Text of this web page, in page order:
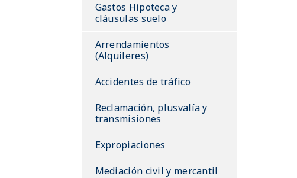
Gastos Hipoteca y
cláusulas suelo
Arrendamientos
(Alquileres)
Accidentes de tráfico
Reclamación, plusvalía y
transmisiones
Expropiaciones
Mediación civil y mercantil